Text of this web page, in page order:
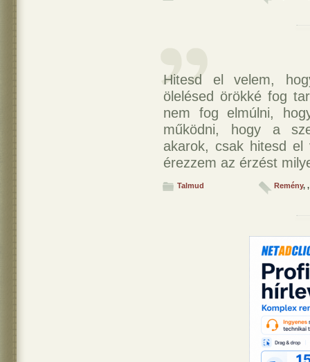
Hitesd el velem,
ölelésed örökké fog
nem fog elmúlni,
működni, hogy a
akarok, csak hitesd
érezzem az érzést
Talmud Remény, ,